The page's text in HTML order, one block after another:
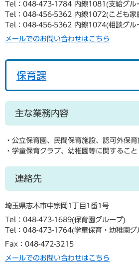
Tel：048-473-1784 内線1081
支給グル
Tel：048-456-5362 内線1072 こども
Tel：048-456-5362 内線1074 相談グル
メールでのお問い合わせはこちら
保育課
主な業務内容
・公立保育園、民間保育施設、認可外保
・学童保育クラブ、幼稚園等に関すること
連絡先
埼玉県志木市中宗岡1丁目1番1号
Tel：048-473-1689 保育園グループ
Tel：048-473-1764 学童保育・幼稚園グ
Fax：048-472-3215
メールでのお問い合わせはこちら